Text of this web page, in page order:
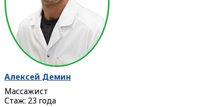
Алексей Демин
Массажист
Стаж: 23 года